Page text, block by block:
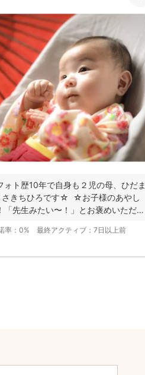
ォト歴10年で自身も２児の母、ひだま
さきちひろです☆ ☆お子様のあやし
「先生みたい〜！」とお褒めいただく
率： 0% 最終アクティブ： 7日以上前